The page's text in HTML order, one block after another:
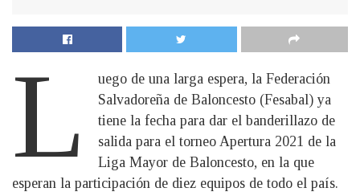
L
uego de una larga espera, la Federación
Salvadoreña de Baloncesto (Fesabal) ya
tiene la fecha para dar el banderillazo de
salida para el torneo Apertura 2021 de la
Liga Mayor de Baloncesto, en la que
esperan la participación de diez equipos de todo el país.